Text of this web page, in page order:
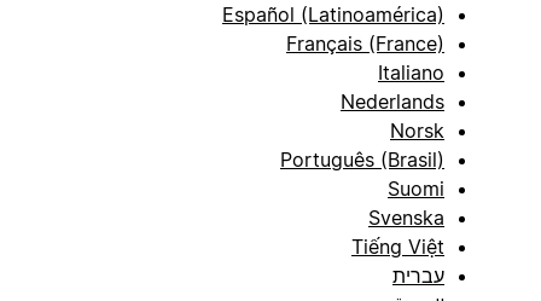
Español (Latinoamérica)
Français (France)
Italiano
Nederlands
Norsk
Português (Brasil)
Suomi
Svenska
Tiếng Việt
עברית